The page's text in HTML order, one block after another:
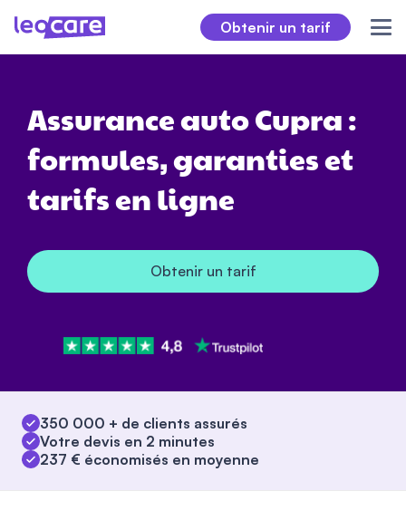
Obtenir un tarif
Assurance auto Cupra :
formules, garanties et
tarifs en ligne
Obtenir un tarif
350 000 + de clients assurés
Votre devis en 2 minutes
237 € économisés en moyenne